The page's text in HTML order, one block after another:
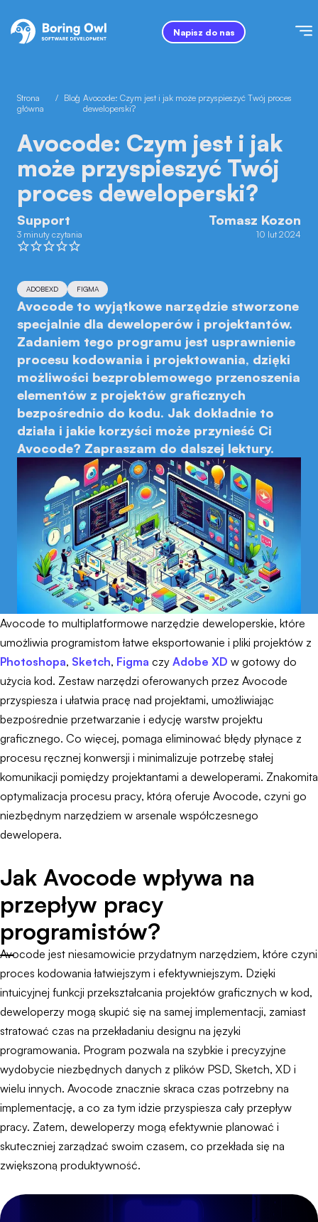
Napisz do nas
Strona
główna
/ Blog
/ Avocode: Czym jest i jak może przyspieszyć Twój proces
deweloperski?
Avocode: Czym jest i jak
może przyspieszyć Twój
proces deweloperski?
Support
3 minuty czytania
Tomasz Kozon
10 lut 2024
ADOBEXD FIGMA
Avocode to wyjątkowe narzędzie stworzone
specjalnie dla deweloperów i projektantów.
Zadaniem tego programu jest usprawnienie
procesu kodowania i projektowania, dzięki
możliwości bezproblemowego przenoszenia
elementów z projektów graficznych
bezpośrednio do kodu. Jak dokładnie to
działa i jakie korzyści może przynieść Ci
Avocode? Zapraszam do dalszej lektury.
Avocode to multiplatformowe narzędzie deweloperskie, które
umożliwia programistom łatwe eksportowanie i pliki projektów z
Photoshopa, Sketch, Figma czy Adobe XD w gotowy do
użycia kod. Zestaw narzędzi oferowanych przez Avocode
przyspiesza i ułatwia pracę nad projektami, umożliwiając
bezpośrednie przetwarzanie i edycję warstw projektu
graficznego. Co więcej, pomaga eliminować błędy płynące z
procesu ręcznej konwersji i minimalizuje potrzebę stałej
komunikacji pomiędzy projektantami a deweloperami. Znakomita
optymalizacja procesu pracy, którą oferuje Avocode, czyni go
niezbędnym narzędziem w arsenale współczesnego
dewelopera.
Jak Avocode wpływa na
przepływ pracy
programistów?
Avocode jest niesamowicie przydatnym narzędziem, które czyni
proces kodowania łatwiejszym i efektywniejszym. Dzięki
intuicyjnej funkcji przekształcania projektów graficznych w kod,
deweloperzy mogą skupić się na samej implementacji, zamiast
stratować czas na przekładaniu designu na języki
programowania. Program pozwala na szybkie i precyzyjne
wydobycie niezbędnych danych z plików PSD, Sketch, XD i
wielu innych. Avocode znacznie skraca czas potrzebny na
implementację, a co za tym idzie przyspiesza cały przepływ
pracy. Zatem, deweloperzy mogą efektywnie planować i
skuteczniej zarządzać swoim czasem, co przekłada się na
zwiększoną produktywność.